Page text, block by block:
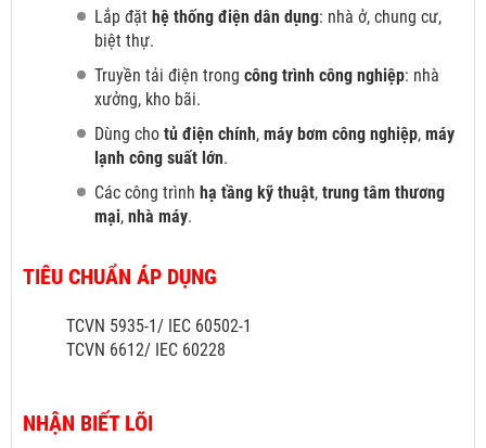
Lắp đặt hệ thống điện dân dụng: nhà ở, chung cư,
biệt thự.
Truyền tải điện trong công trình công nghiệp: nhà
xưởng, kho bãi.
Dùng cho tủ điện chính, máy bơm công nghiệp, máy
lạnh công suất lớn.
Các công trình hạ tầng kỹ thuật, trung tâm thương
mại, nhà máy.
TIÊU CHUẨN ÁP DỤNG
TCVN 5935-1/ IEC 60502-1
TCVN 6612/ IEC 60228
NHẬN BIẾT LÕI